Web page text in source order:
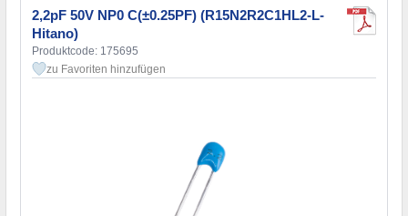
2,2pF 50V NP0 C(±0.25PF) (R15N2R2C1HL2-L-
Hitano)
Produktcode: 175695
zu Favoriten hinzufügen